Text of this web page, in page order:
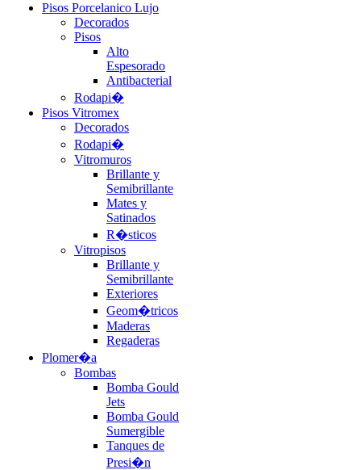
Pisos Porcelanico Lujo
Decorados
Pisos
Alto
Espesorado
Antibacterial
Rodapi�
Pisos Vitromex
Decorados
Rodapi�
Vitromuros
Brillante y
Semibrillante
Mates y
Satinados
R�sticos
Vitropisos
Brillante y
Semibrillante
Exteriores
Geom�tricos
Maderas
Regaderas
Plomer�a
Bombas
Bomba Gould
Jets
Bomba Gould
Sumergible
Tanques de
Presi�n